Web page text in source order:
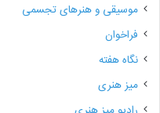
موسیقی و هنرهای تجسمی
فراخوان
نگاه هفته
میز هنری